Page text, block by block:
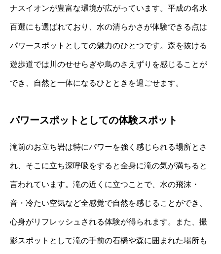
ナスイオンが豊富な環境が広がっています。平成の名水
百選にも選ばれており、水の清らかさが体験できる点は
パワースポットとしての魅力のひとつです。森を抜ける
遊歩道では川のせせらぎや鳥のさえずりを感じることが
でき、自然と一体になるひとときを過ごせます。
パワースポットとしての体験スポット
滝前のお立ち岩は特にパワーを強く感じられる場所とさ
れ、そこに立ち深呼吸をすると全身に滝の気が満ちると
言われています。滝の近くに立つことで、水の飛沫・
音・冷たい空気など全感覚で自然を感じることができ、
心身がリフレッシュされる体験が得られます。また、撮
影スポットとして滝の手前の石橋や森に囲まれた場所も